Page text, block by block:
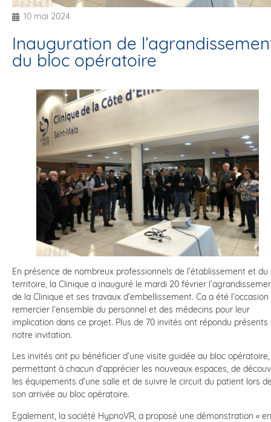
10 mai 2024
Inauguration de
du bloc opératoire
En présence de nombreux professionnels de l’établissement et du
territoire, la Clinique a inauguré le mardi 20 février
de la Clinique et ses travaux d’embellissement. Ca a été l’occasion
remercier l’ensemble du personnel et des médecins pour leur
implication dans ce projet. Plus de 70 invités ont répondu présents
notre invitation.
Les invités ont pu bénéficier d’une visite guidée au bloc opératoire,
permettant à chacun d’apprécier les nouveaux espaces, de
les équipements d’une salle et de suivre le circuit du patient lors
son arrivée au bloc opératoire.
Egalement, la société HypnoVR, a proposé une démonstration « en